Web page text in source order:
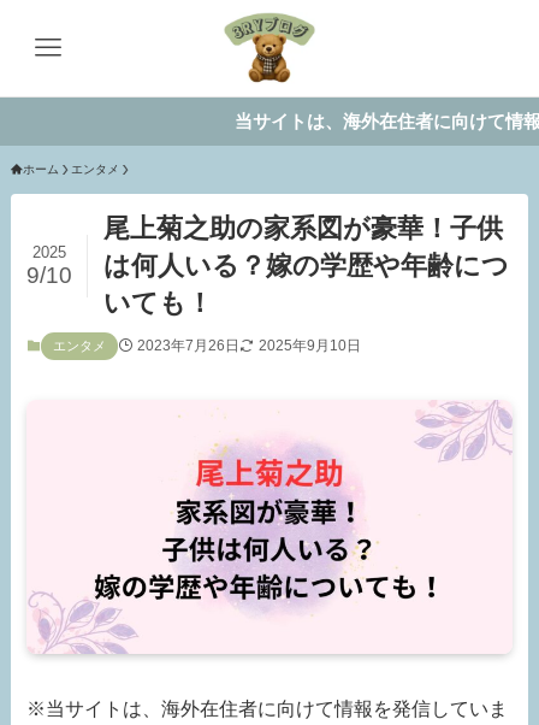
当サイトは、海外在住者に向けて情報を発信
ホーム エンタメ
尾上菊之助の家系図が豪華！子供
は何人いる？嫁の学歴や年齢につ
いても！
2025
9/10
エンタメ 2023年7月26日 2025年9月10日
※当サイトは、海外在住者に向けて情報を発信していま